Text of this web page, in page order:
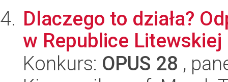
Dlaczego to działa?
w Republice Litewskiej
Konkurs: OPUS 28 ,